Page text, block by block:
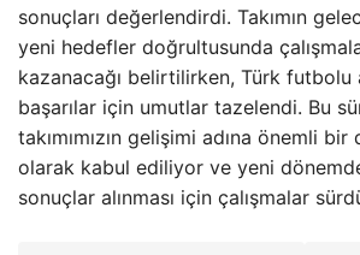
sonuçları değerlendirdi. Takımın
yeni hedefler doğrultusunda
kazanacağı belirtilirken, Türk futbolu
başarılar için umutlar tazelendi. Bu
takımımızın gelişimi adına önemli bir
olarak kabul ediliyor ve yeni
sonuçlar alınması için çalışmalar